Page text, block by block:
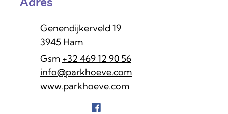
AdresGenendijkerveld 19
,3945 Ham
+32 469 12 90 56
E-mailinfo@parkhoeve.com
Websitewww.parkhoeve.com